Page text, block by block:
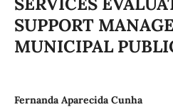
SUPPORT
MUNICIPAL
Fernanda Aparecida Cunha